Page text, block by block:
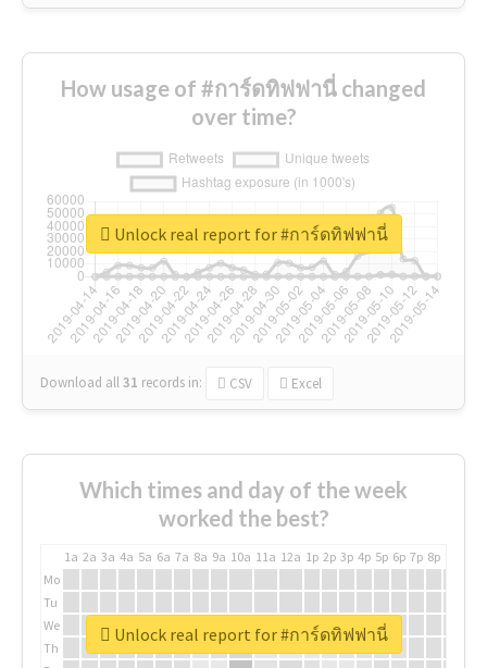
How usage of #การ์ดทิฟฟานี่ changed
over time?
Download all31 records in: CSV Excel
Unlock real report for #การ์ดทิฟฟานี่
Which times and day of the week
worked the best?
1a 2a 3a 4a 5a 6a 7a 8a 9a 10a 11a 12a 1p 2p 3p 4p 5p 6p 7p 8p
Mo
Tu
We
Th
Unlock real report for #การ์ดทิฟฟานี่